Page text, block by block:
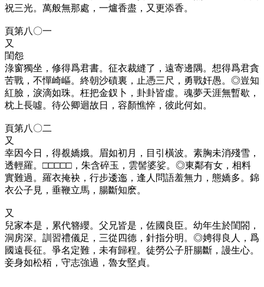
祝三光。萬般無那處，一爐香盡，又更添香。
頁第八〇一
又
閨怨
淥窗獨坐，修得爲君書。征衣裁縫了，遠寄邊隅。想得爲君貪
苦戰，不憚崎嶇。終朝沙磧裏，止憑三尺，勇戰奸愚。◎豈知
紅臉，淚滴如珠。枉把金釵卜，卦卦皆虛。魂夢天涯無暫歇，
枕上長噓。待公卿迴故日，容顏憔悴，彼此何如。
頁第八〇二
又
幸因今日，得覩嬌娥。眉如初月，目引橫波。素胸未消殘雪，
透輕羅。□□□□□，朱含碎玉，雲髻婆娑。◎東鄰有女，相料
實難過。羅衣掩袂，行步逶迤，逢人問語羞無力，態嬌多。錦
衣公子見，垂鞭立馬，腸斷知麽。
又
兒家本是，累代簪纓。父兄皆是，佐國良臣。幼年生於閨閤，
洞房深。訓習禮儀足，三從四德，針指分明。◎娉得良人，爲
國遠長征。爭名定難，未有歸程。徒勞公子肝腸斷，謾生心。
妾身如松栢，守志強過，魯女堅貞。